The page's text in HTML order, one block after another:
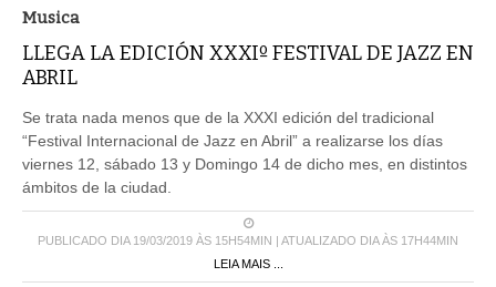
Musica
LLEGA LA EDICIÓN XXXIº FESTIVAL DE JAZZ EN
ABRIL
Se trata nada menos que de la XXXI edición del tradicional
“Festival Internacional de Jazz en Abril” a realizarse los días
viernes 12, sábado 13 y Domingo 14 de dicho mes, en distintos
ámbitos de la ciudad.
PUBLICADO DIA 19/03/2019 ÀS 15H54MIN | ATUALIZADO DIA ÀS 17H44MIN
LEIA MAIS ...